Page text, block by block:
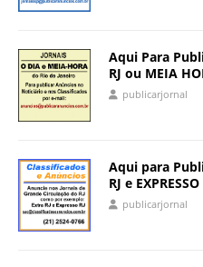
Aqui Para
RJ ou MEIA
publicarjornal
Aqui para
RJ e EXPRESSO
publicarjornal